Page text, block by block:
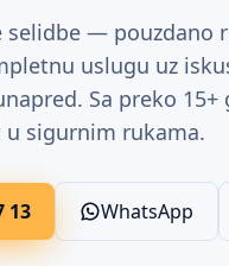
selidbe — pouzdano
uslugu uz
Sa preko
u sigurnim rukama.
13 WhatsApp